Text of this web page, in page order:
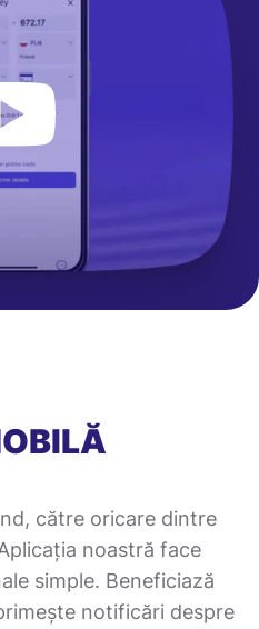
către oricare dintre
noastră face
simple. Beneficiază
notificări despre